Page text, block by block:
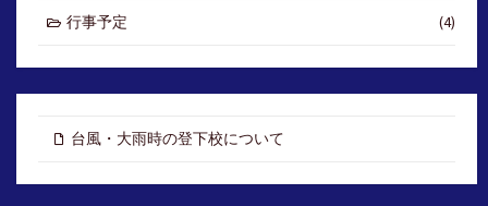
行事予定 (4)
台風・大雨時の登下校について